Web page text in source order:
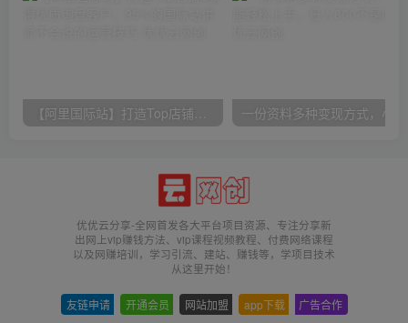
【阿里国际站】打造Top店铺&获得优质询盘客户，​95%的国际站讲师不会说的运营技巧
优优云分享-全网首发各大平台项目资源、专注分享新
出网上vip赚钱方法、vip课程视频教程、付费网络课程
以及网赚培训，学习引流、建站、赚钱等，学项目技术
从这里开始！
友链申请 开通会员 网站加盟 app下载 广告合作